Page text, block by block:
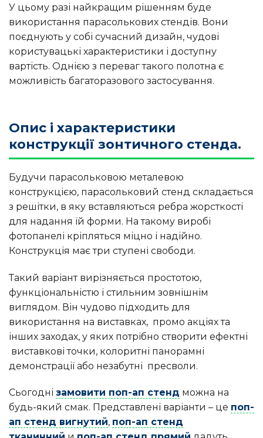
У цьому разі найкращим рішенням буде
використання парасолькових стендів. Вони
поєднують у собі сучасний дизайн, чудові
користувацькі характеристики і доступну
вартість. Однією з переваг такого полотна є
можливість багаторазового застосування.
Опис і характеристики
конструкції зонтичного стенда.
Будучи парасольковою металевою
конструкцією, парасольковий стенд складається
з решітки, в яку вставляються ребра жорсткості
для надання їй форми. На такому виробі
фотопанелі кріпляться міцно і надійно.
Конструкція має три ступені свободи.
Такий варіант вирізняється простотою,
функціональністю і стильним зовнішнім
виглядом. Він чудово підходить для
використання на виставках, промо акціях та
інших заходах, у яких потрібно створити ефектні
виставкові точки, колоритні панорамні
демонстрації або незабутні пресволи.
Сьогодні замовити поп-ап стенд можна на
будь-який смак. Представлені варіанти – це поп-
ап стенд вигнутий, поп-ап стенд